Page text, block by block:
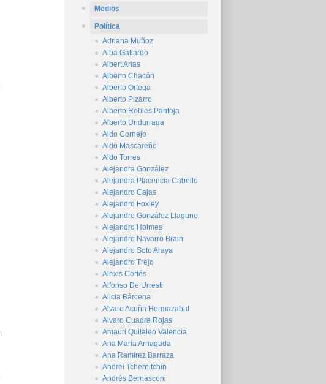
Medios
Política
Adriana Muñoz
Alba Gallardo
Albert Arias
Alberto Chacón
Alberto Ortega
Alberto Pizarro
Alberto Robles Pantoja
Alberto Undurraga
Aldo Cornejo
Aldo Mascareño
Aldo Torres
Alejandra González
Alejandra Placencia Cabello
Alejandro Cajas
Alejandro Foxley
Alejandro González Llaguno
Alejandro Holmes
Alejandro Navarro Brain
Alejandro Soto Araya
Alejandro Trejo
Alexis Cortés
Alfonso De Urresti
Alicia Bárcena
Alvaro Acuña Hormazabal
Alvaro Cuadra Rojas
Amauri Quilaleo Valencia
Ana María Arriagada
Ana Ramírez Barraza
Andrei Tchernitchin
Andrés Bernasconi